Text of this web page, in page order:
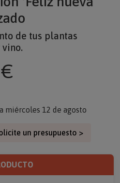
de tus plantas
miércoles 12 de agosto
un presupuesto >